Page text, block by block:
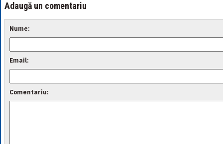
Adaugă un comentariu
Nume:
Email:
Comentariu: